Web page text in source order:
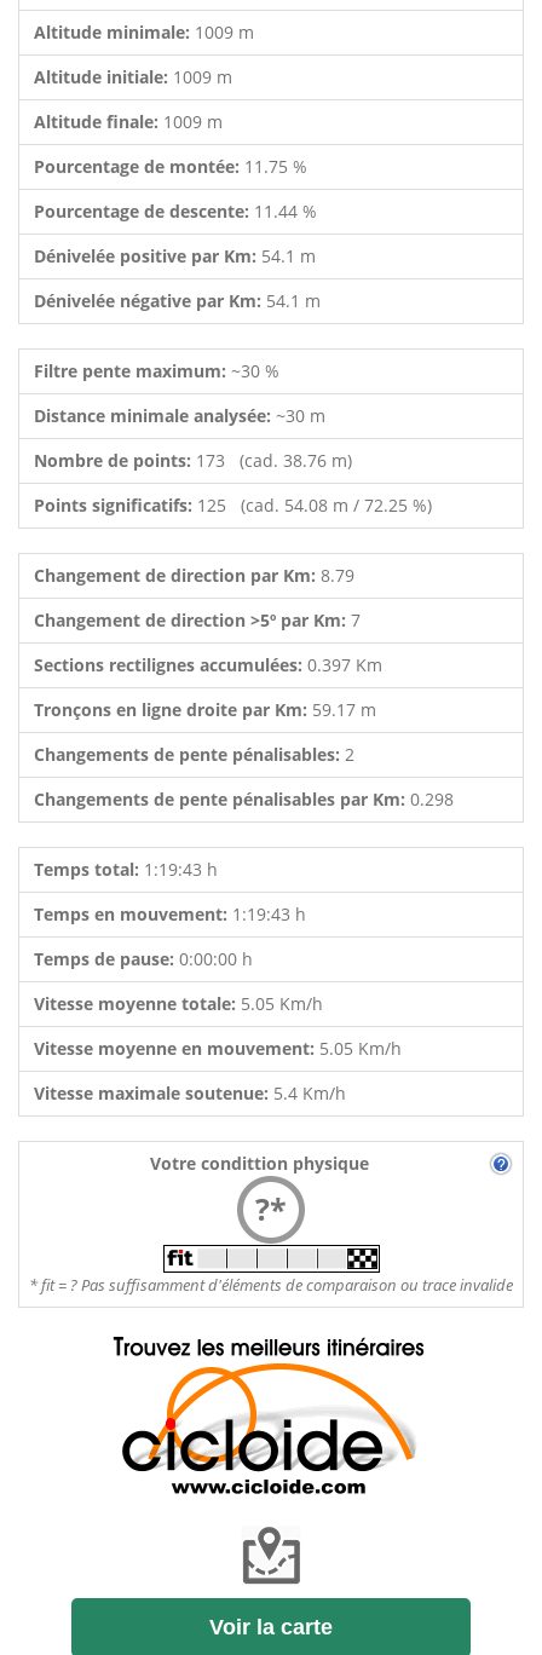
Altitude minimale: 1009 m
Altitude initiale: 1009 m
Altitude finale: 1009 m
Pourcentage de montée: 11.75 %
Pourcentage de descente: 11.44 %
Dénivelée positive par Km: 54.1 m
Dénivelée négative par Km: 54.1 m
Filtre pente maximum: ~30 %
Distance minimale analysée: ~30 m
Nombre de points: 173 (cad. 38.76 m)
Points significatifs: 125 (cad. 54.08 m / 72.25 %)
Changement de direction par Km: 8.79
Changement de direction >5º par Km: 7
Sections rectilignes accumulées: 0.397 Km
Tronçons en ligne droite par Km: 59.17 m
Changements de pente pénalisables: 2
Changements de pente pénalisables par Km: 0.298
Temps total: 1:19:43 h
Temps en mouvement: 1:19:43 h
Temps de pause: 0:00:00 h
Vitesse moyenne totale: 5.05 Km/h
Vitesse moyenne en mouvement: 5.05 Km/h
Vitesse maximale soutenue: 5.4 Km/h
Votre condittion physique
?*
* fit = ? Pas suffisamment d'éléments de comparaison ou trace invalide
Voir la carte